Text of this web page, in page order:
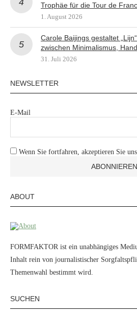
Trophäe für die Tour de
1. August 2026
Carole Baijings gestaltet
zwischen Minimalismus,
31. Juli 2026
NEWSLETTER
E-Mail
Wenn Sie fortfahren, akzeptieren Sie
ABOUT
FORMFAKTOR ist ein unabhängiges
Inhalt rein von journalistischer
Themenwahl bestimmt wird.
SUCHEN